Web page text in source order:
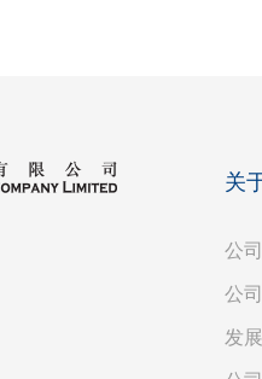
关
公
公
发